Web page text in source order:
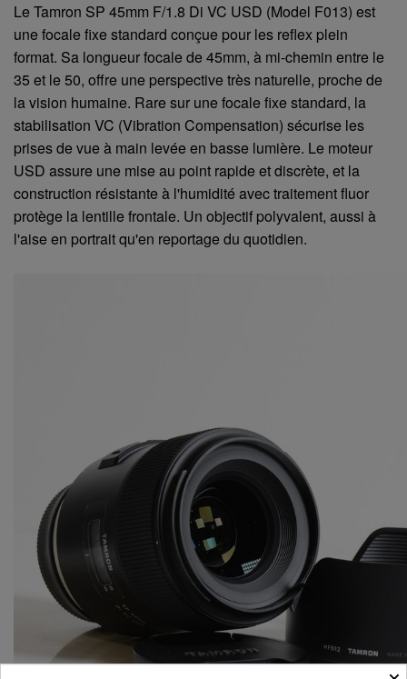
Le Tamron SP 45mm F/1.8 Di VC USD (Model F013) est
une focale fixe standard conçue pour les reflex plein
format. Sa longueur focale de 45mm, à mi-chemin entre le
35 et le 50, offre une perspective très naturelle, proche de
la vision humaine. Rare sur une focale fixe standard, la
stabilisation VC (Vibration Compensation) sécurise les
prises de vue à main levée en basse lumière. Le moteur
USD assure une mise au point rapide et discrète, et la
construction résistante à l'humidité avec traitement fluor
protège la lentille frontale. Un objectif polyvalent, aussi à
l'aise en portrait qu'en reportage du quotidien.